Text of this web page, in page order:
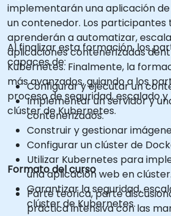
implementarán una aplicación
un contenedor. Los participantes
aprenderán a automatizar,
aplicaciones contenerizadas
Kubernetes. Finalmente, la
más avanzados, guiando a los
proceso de seguridad, escalado
clúster de Kubernetes.
Al finalizar esta formación, los
capaces de:
Configurar y ejecutar un
Implementar un servidor y
contenerizados.
Construir y gestionar
Configurar un clúster de
Utilizar Kubernetes para
una aplicación web en clúster.
Garantizar la seguridad,
clúster de Kubernetes.
Formato del curso
Parte teórica, parte
práctica intensiva con las